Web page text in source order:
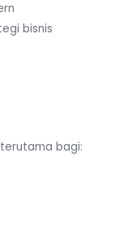
bisnis
bagi: